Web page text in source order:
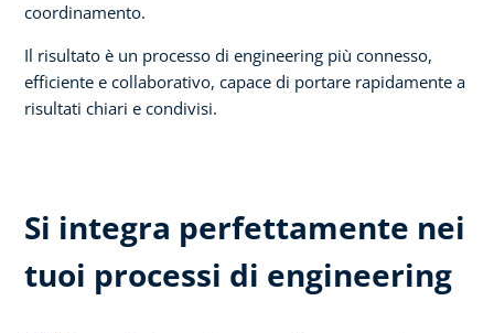
coordinamento.
Il risultato è un processo di engineering più connesso,
efficiente e collaborativo, capace di portare rapidamente a
risultati chiari e condivisi.
Si integra perfettamente nei
tuoi processi di engineering